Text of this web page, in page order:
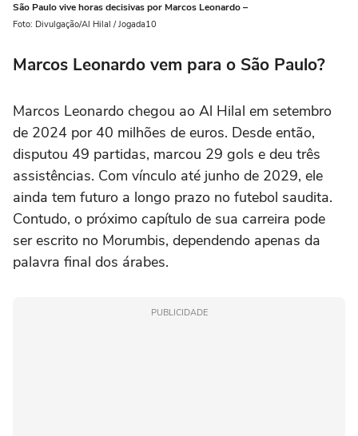
São Paulo vive horas decisivas por Marcos Leonardo –
Foto: Divulgação/Al Hilal / Jogada10
Marcos Leonardo vem para o São Paulo?
Marcos Leonardo chegou ao Al Hilal em setembro
de 2024 por 40 milhões de euros. Desde então,
disputou 49 partidas, marcou 29 gols e deu três
assistências. Com vínculo até junho de 2029, ele
ainda tem futuro a longo prazo no futebol saudita.
Contudo, o próximo capítulo de sua carreira pode
ser escrito no Morumbis, dependendo apenas da
palavra final dos árabes.
PUBLICIDADE